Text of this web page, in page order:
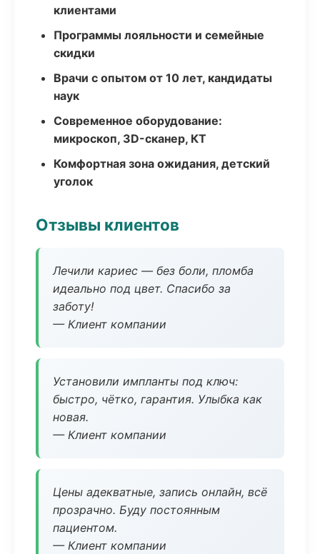
клиентами
Программы лояльности и семейные
скидки
Врачи с опытом от 10 лет, кандидаты
наук
Современное оборудование:
микроскоп, 3D-сканер, КТ
Комфортная зона ожидания, детский
уголок
Отзывы клиентов
Лечили кариес — без боли, пломба
идеально под цвет. Спасибо за
заботу!
— Клиент компании
Установили импланты под ключ:
быстро, чётко, гарантия. Улыбка как
новая.
— Клиент компании
Цены адекватные, запись онлайн, всё
прозрачно. Буду постоянным
пациентом.
— Клиент компании